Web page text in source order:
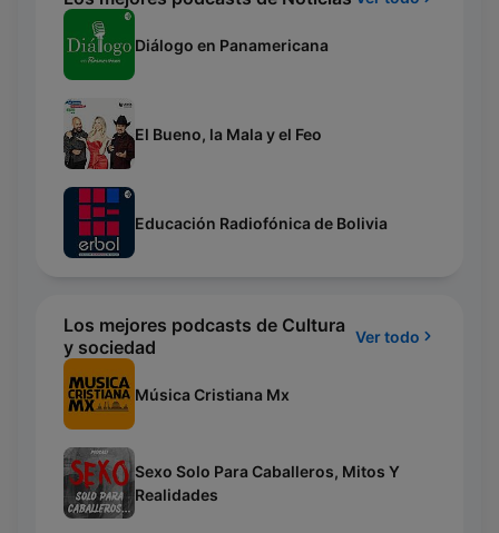
Diálogo en Panamericana
El Bueno, la Mala y el Feo
Educación Radiofónica de Bolivia
Los mejores podcasts de Cultura
y sociedad
Ver todo
Música Cristiana Mx
Sexo Solo Para Caballeros, Mitos Y
Realidades